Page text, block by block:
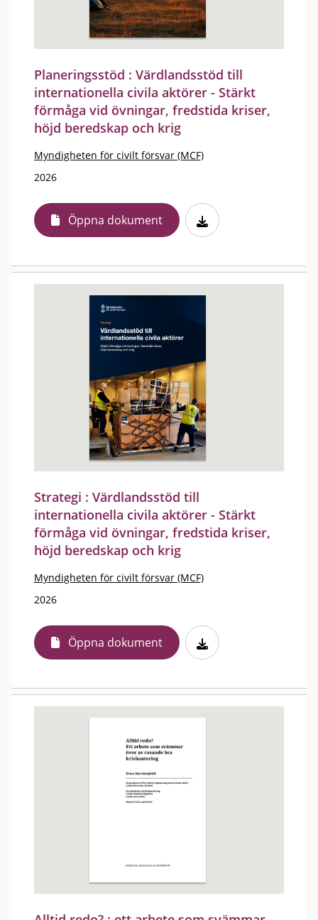
Planeringsstöd : Värdlandsstöd till
internationella civila aktörer - Stärkt
förmåga vid övningar, fredstida kriser,
höjd beredskap och krig
Myndigheten för civilt försvar (MCF)
2026
Öppna dokument
Strategi : Värdlandsstöd till
internationella civila aktörer - Stärkt
förmåga vid övningar, fredstida kriser,
höjd beredskap och krig
Myndigheten för civilt försvar (MCF)
2026
Öppna dokument